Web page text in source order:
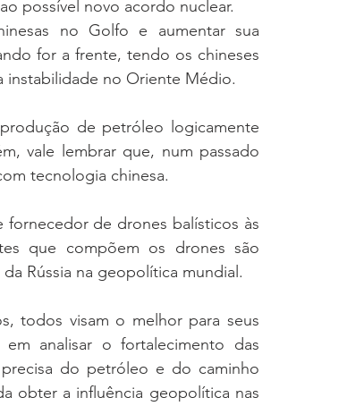
possível novo acordo nuclear.
no Golfo e aumentar sua
for a frente, tendo os chineses
instabilidade no Oriente Médio.
de petróleo logicamente
vale lembrar que, num passado
tecnologia chinesa.
de drones balísticos às
que compõem os drones são
Rússia na geopolítica mundial.
todos visam o melhor para seus
analisar o fortalecimento das
do petróleo e do caminho
obter a influência geopolítica nas